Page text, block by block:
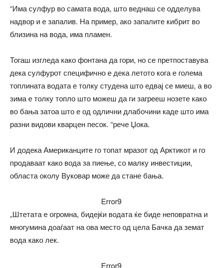
“Има сулфур во самата вода, што веднаш се одделува
надвор и е запалив. На пример, ако запалите кибрит во
близина на вода, има пламен.
Тогаш изгледа како фонтана да гори, но се претпоставува
дека сулфурот специфично е дека летото кога е голема
топлината водата е толку студена што едвај се миеш, а во
зима е толку топло што можеш да ги загрееш нозете како
во бања затоа што е од одлични длабочини каде што има
разни видови кварцен песок. “рече Џока.
И додека Американците го топат мразот од Арктикот и го
продаваат како вода за пиење, со малку инвестиции,
областа околу Вуковар може да стане бања.
Error9
„Штетата е огромна, бидејќи водата ќе биде неповратна и
многумина доаѓаат на ова место од цела Бачка да земат
вода како лек.
Error9